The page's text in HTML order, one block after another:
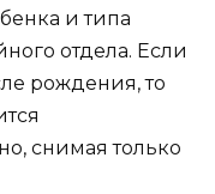
и типа
отдела. Если
рождения, то
снимая только